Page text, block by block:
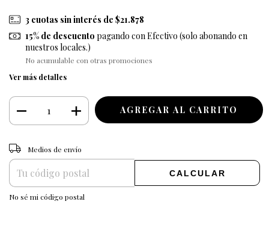
3 cuotas sin interés de $21.878
15% de descuento pagando con Efectivo (solo abonando en
nuestros locales.)
No acumulable con otras promociones
Ver más detalles
Entregas para el CP:
Medios de envío
CALCULAR
No sé mi código postal